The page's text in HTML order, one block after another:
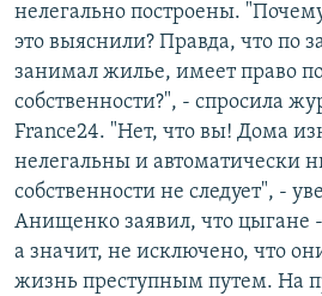
нелегально построены.
это выяснили? Правда, что по
занимал жилье, имеет право
собственности?", - спросила
France24. "Нет, что вы! Дома
нелегальны и автоматически
собственности не следует", -
Анищенко заявил, что цыгане
а значит, не исключено, что
жизнь преступным путем. На